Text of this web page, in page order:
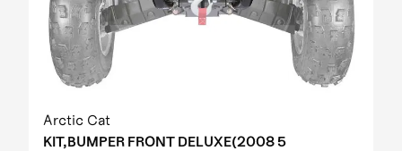
Arctic Cat
KIT,BUMPER FRONT DELUXE(2008 5